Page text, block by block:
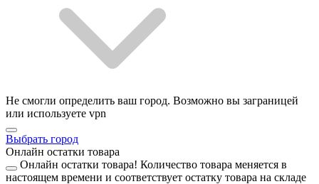
Не смогли определить ваш город. Возможно вы заграницей
или используете vpn
Выбрать город
Онлайн остатки товара
Онлайн остатки товара! Количество товара меняется в
настоящем времени и соответствует остатку товара на складе